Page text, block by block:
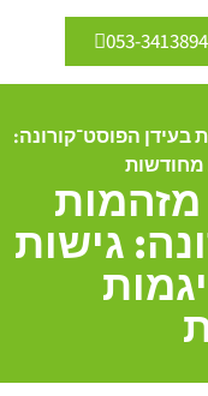
053-3413894
הפוסט־קורונה:
מחודשות
גישות